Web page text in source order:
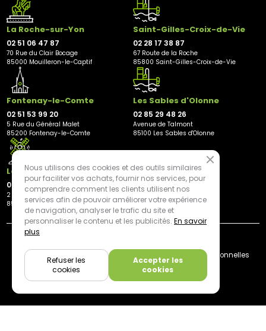
La Roche-sur-Yon
02 51 06 47 87
70 Rue du Clair Bocage
85000 Mouilleron-le-Captif
Saint-Gilles-Croix-de-Vie
02 28 17 38 87
67 Route de la Roche
85800 Saint-Gilles-Croix-de-Vie
Fontenay-le-Comte
02 51 53 99 20
5 Rue du Général Malet
85200 Fontenay-le-Comte
Les Sables d'Olonne
02 85 29 48 26
Avenue de Talmont
85100 Les Sables d'Olonne
Les Herbiers
02 21 81 23 11
2 rue des Peupliers
85500 Les Herbiers
Livraison
Mentions légales
Données personnelles
Cookies
Nous utilisons des cookies et des outils similaires
pour faciliter vos achats, fournir nos services, pour
comprendre comment les clients utilisent nos
services afin de pouvoir améliorer votre expérience
de navigation, analyser le trafic du site et
personnaliser le contenu et les publicités. En savoir
plus
Accepter les
cookies
Refuser les
cookies